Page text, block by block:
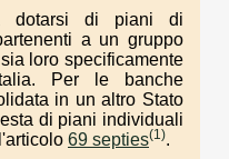
dotarsi di piani di
a un gruppo
loro specificamente
Per le banche
in un altro Stato
di piani individuali
69 septies(1).